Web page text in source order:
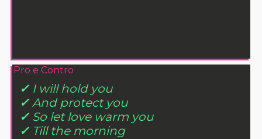
Pro e Contro
✓ I will hold you
✓ And protect you
✓ So let love warm you
✓ Till the morning